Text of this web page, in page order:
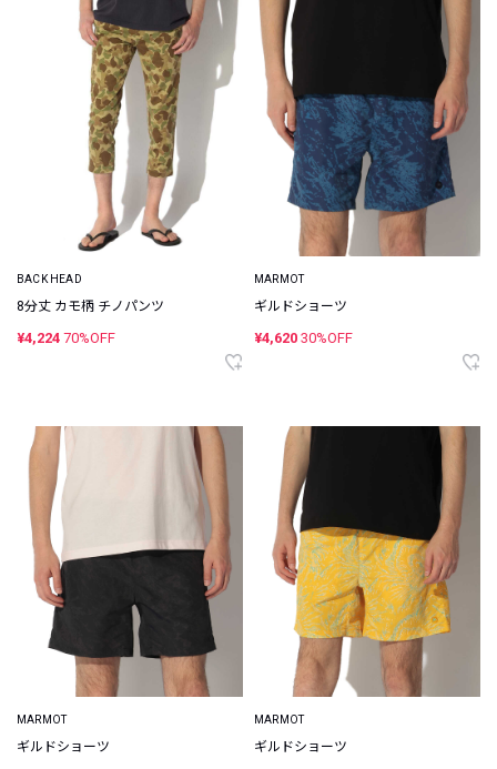
BACK HEAD
8分丈 カモ柄 チノパンツ
¥4,224 70%OFF
MARMOT
ギルドショーツ
¥4,620 30%OFF
MARMOT
ギルドショーツ
MARMOT
ギルドショーツ